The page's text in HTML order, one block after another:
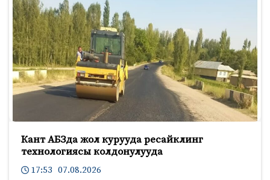
Кант АБЗда жол курууда ресайклинг
технологиясы колдонулууда
17:53 07.08.2026